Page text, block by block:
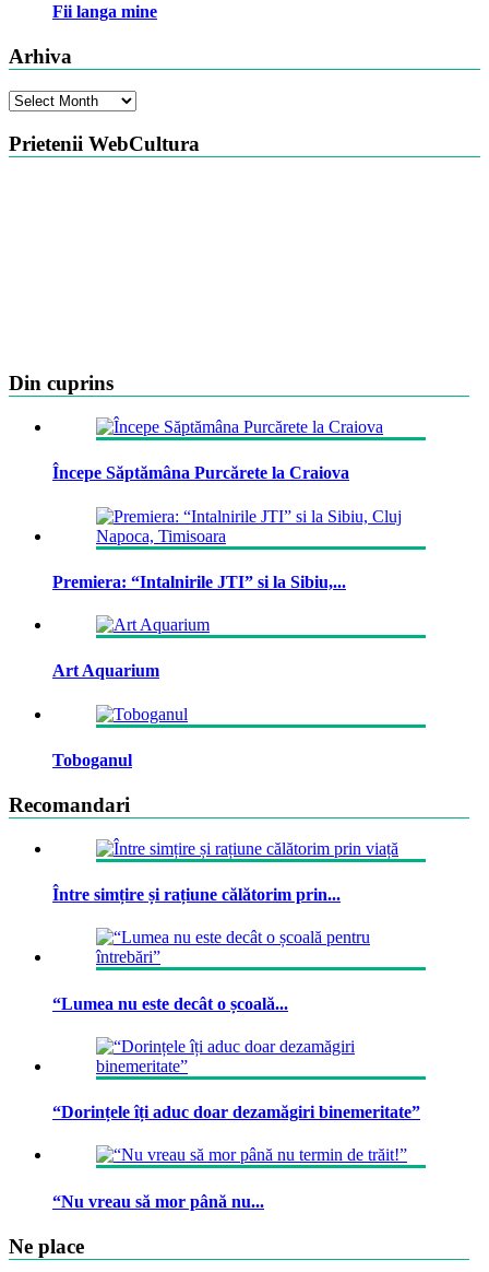
Fii langa mine
Arhiva
Arhiva
Prietenii WebCultura
Din cuprins
Începe Săptămâna Purcărete la Craiova
Premiera: “Intalnirile JTI” si la Sibiu,...
Art Aquarium
Toboganul
Recomandari
Între simțire și rațiune călătorim prin...
“Lumea nu este decât o școală...
“Dorințele îți aduc doar dezamăgiri binemeritate”
“Nu vreau să mor până nu...
Ne place